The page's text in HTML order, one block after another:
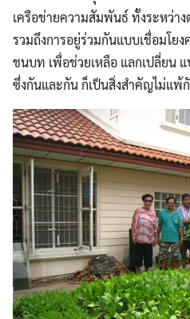
เครือข่ายความสัมพันธ์ ทั้งระหว่า
รวมถึงการอยู่ร่วมกันแบบเชื่อมโย
ชนบท เพื่อช่วยเหลือ แลกเปลี่ยน
ซึ่งกันและกัน ก็เป็นสิ่งสำคัญไม่แพ้